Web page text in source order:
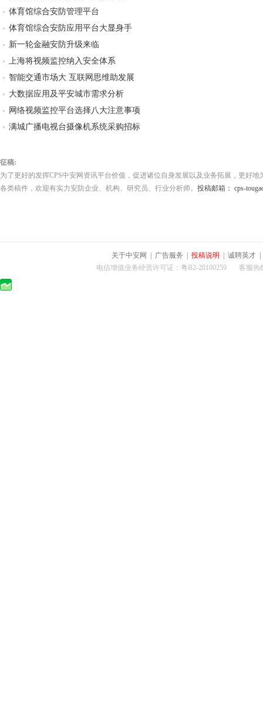
体育馆综合安防管理平台
体育馆综合安防应用平台大显身手
新一轮金融安防升级来临
上海将视频监控纳入安全体系
智能交通市场大 互联网思维助发展
大数据应用及平安城市需求分析
网络视频监控平台选择八大注意事项
满城广播电视台摄像机系统采购招标
征稿:
为了更好的发挥CPS中安网资讯平台价值，促进诸位自身发展以及业务拓展，更好
各类稿件，欢迎有实力安防企业、机构、研究员、行业分析师。 投稿邮箱： cps-
关于中安网 广告服务 投稿说明 诚聘英才
电信增值业务经营许可证：粤B2-20100259 客服